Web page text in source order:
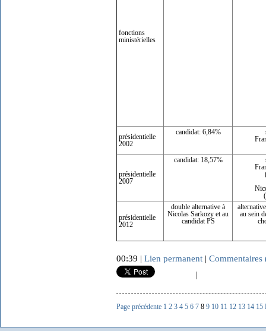
fonctions
ministérielles
présidentielle
2002
candidat: 6,84%
présidentielle
2007
candidat: 18,57%
présidentielle
2012
double alternative à
Nicolas Sarkozy et au
candidat PS
au sein
00:39 | Lien permanent | Commentaires
|
Page précédente 1 2 3 4 5 6 7 8 9 10 11 12 13 14 15